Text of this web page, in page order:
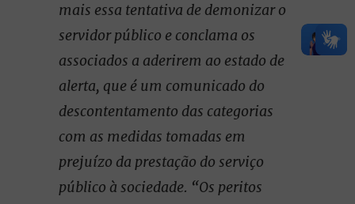
mais essa tentativa de demonizar o
servidor público e conclama os
associados a aderirem ao estado de
alerta, que é um comunicado do
descontentamento das categorias
com as medidas tomadas em
prejuízo da prestação do serviço
público à sociedade. “Os peritos